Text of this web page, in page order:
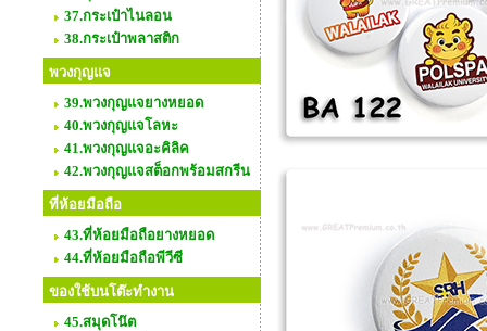
37.กระเป๋าไนลอน
38.กระเป๋าพลาสติก
พวงกุญแจ
39.พวงกุญแจยางหยอด
40.พวงกุญแจโลหะ
41.พวงกุญแจอะคิลิค
42.พวงกุญแจสต็อกพร้อมสกรีน
ที่ห้อยมือถือ
43.ที่ห้อยมือถือยางหยอด
44.ที่ห้อยมือถือพีวีซี
ของใช้บนโต๊ะทำงาน
45.สมุดโน๊ต